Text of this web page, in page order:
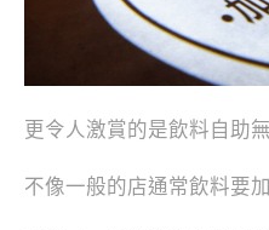
更令人激賞的是飲料自助
不像一般的店通常飲料要